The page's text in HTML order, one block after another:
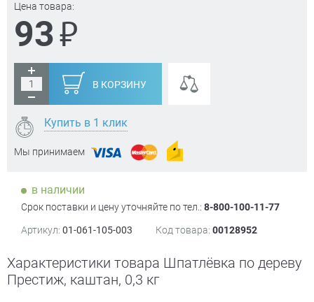
Цена товара:
93₽
В КОРЗИНУ
Купить в 1 клик
Мы принимаем
в наличии
Срок поставки и цену уточняйте по тел.: 8-800-100-11-77
Артикул: 01-061-105-003 Код товара: 00128952
Характеристики товара Шпатлёвка по дереву
Престиж, каштан, 0,3 кг